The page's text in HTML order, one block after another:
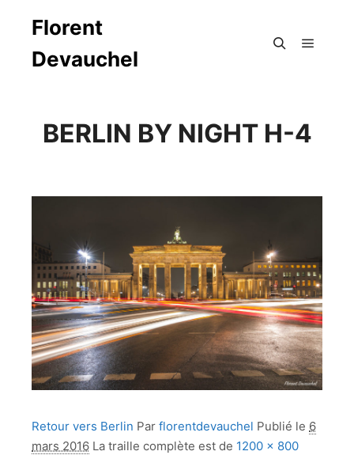
Florent
Devauchel
BERLIN BY NIGHT H-4
Retour vers Berlin Par florentdevauchel Publié le 6
mars 2016 La traille complète est de 1200 × 800